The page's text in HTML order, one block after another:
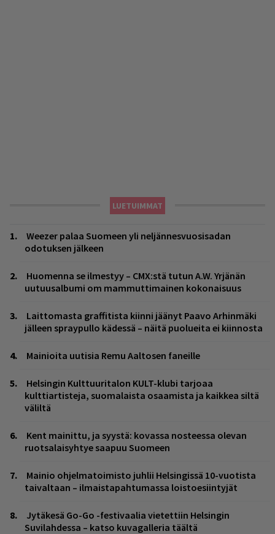
LUETUIMMAT
Weezer palaa Suomeen yli neljännesvuosisadan
odotuksen jälkeen
Huomenna se ilmestyy – CMX:stä tutun A.W. Yrjänän
uutuusalbumi om mammuttimainen kokonaisuus
Laittomasta graffitista kiinni jäänyt Paavo Arhinmäki
jälleen spraypullo kädessä – näitä puolueita ei kiinnosta
Mainioita uutisia Remu Aaltosen faneille
Helsingin Kulttuuritalon KULT-klubi tarjoaa
kulttiartisteja, suomalaista osaamista ja kaikkea siltä
väliltä
Kent mainittu, ja syystä: kovassa nosteessa olevan
ruotsalaisyhtye saapuu Suomeen
Mainio ohjelmatoimisto juhlii Helsingissä 10-vuotista
taivaltaan – ilmaistapahtumassa loistoesiintyjät
Jytäkesä Go-Go -festivaalia vietettiin Helsingin
Suvilahdessa – katso kuvagalleria täältä